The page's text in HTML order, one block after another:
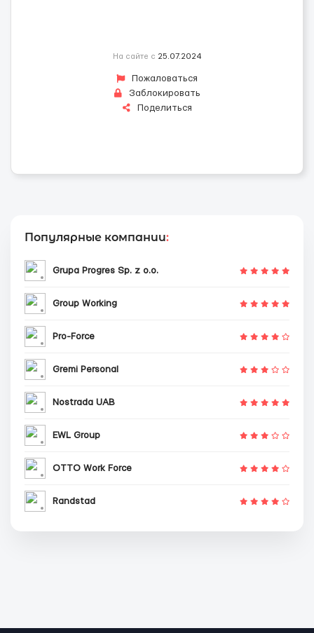
На сайте с 25.07.2024
Пожаловаться
Заблокировать
Поделиться
Популярные компании:
Grupa Progres Sp. z o.o.
Group Working
Pro-Force
Gremi Personal
Nostrada UAB
EWL Group
OTTO Work Force
Randstad